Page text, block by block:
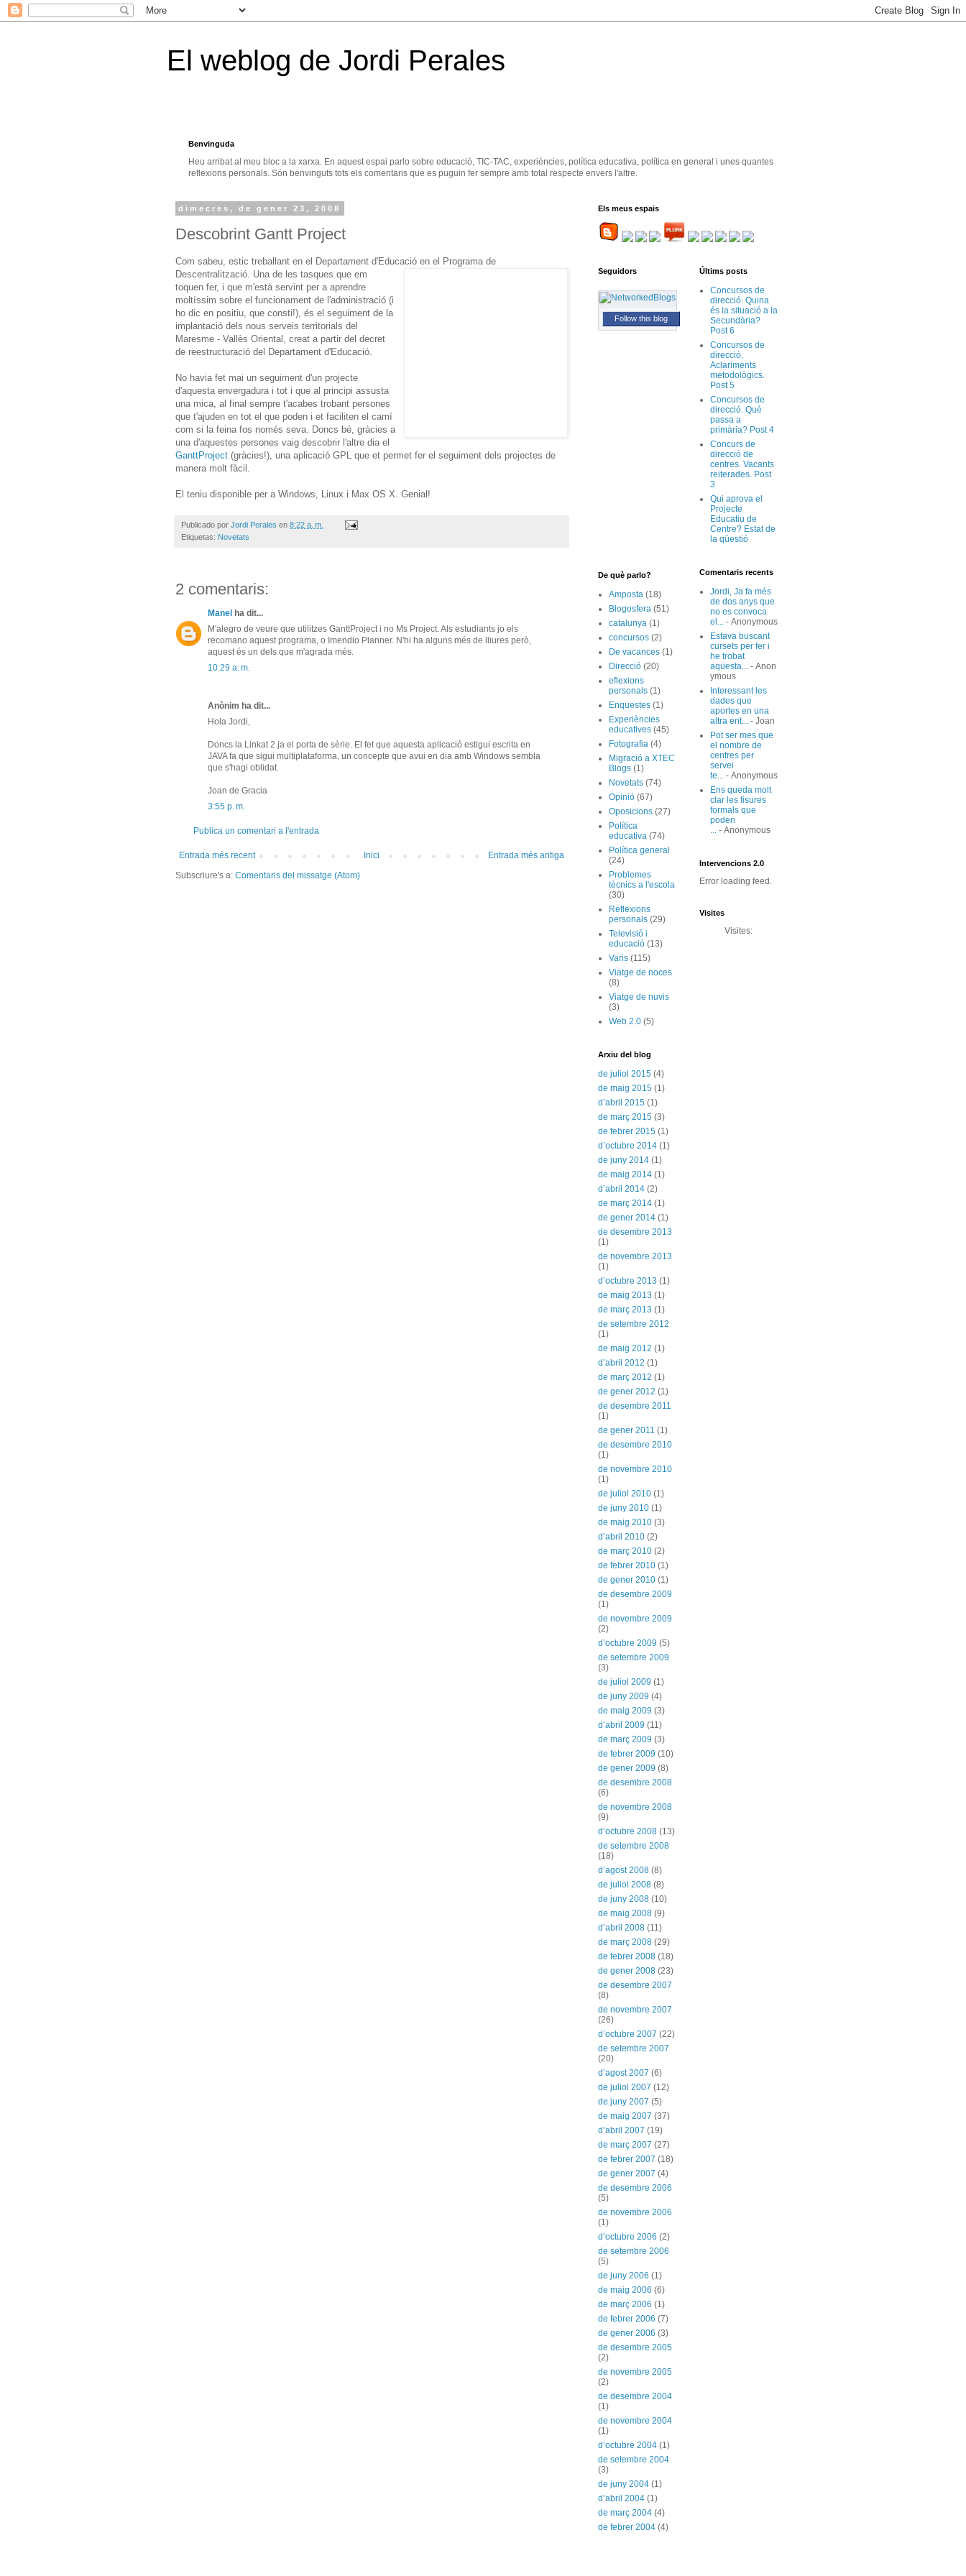
El weblog de Jordi Perales
Benvinguda
Heu arribat al meu bloc a la xarxa. En aquest espai parlo sobre educació, TIC-TAC, experiències, política educativa, política en general i unes quantes
reflexions personals. Són benvinguts tots els comentaris que es puguin fer sempre amb total respecte envers l'altre.
dimecres, de gener 23, 2008
Descobrint Gantt Project
Com sabeu, estic treballant en el Departament d'Educació en el Programa de
Descentralització. Una de les tasques que em
toquen fer, i que m'està servint per a aprendre
moltíssim sobre el funcionament de l'administració (i
ho dic en positiu, que consti!), és el seguiment de la
implantació dels nous serveis territorials del
Maresme - Vallès Oriental, creat a partir del decret
de reestructuració del Departament d'Educació.
No havia fet mai un seguiment d'un projecte
d'aquesta envergadura i tot i que al principi assusta
una mica, al final sempre t'acabes trobant persones
que t'ajuden en tot el que poden i et faciliten el camí
com si la feina fos només seva. Doncs bé, gràcies a
una d'aquestes persones vaig descobrir l'altre dia el
GanttProject (gràcies!), una aplicació GPL que et permet fer el seguiment dels projectes de
manera molt fàcil.
El teniu disponible per a Windows, Linux i Max OS X. Genial!
Publicado por Jordi Perales en 8:22 a. m.
Etiquetas: Novetats
2 comentaris:
Manel ha dit...
M'alegro de veure que utilitzes GanttProject i no Ms Project. Als estudiants jo els
recomano aquest programa, o Imendio Planner. N'hi ha alguns més de lliures però,
aquest és un dels que m'agrada més.
10:29 a. m.
Anònim ha dit...
Hola Jordi,
Doncs la Linkat 2 ja el porta de sèrie. El fet que aquesta aplicació estigui escrita en
JAVA fa que sigui multiplataforma, un concepte que avui en dia amb Windows sembla
que s'hagi oblidat.
Joan de Gracia
3:55 p. m.
Publica un comentari a l'entrada
Entrada més recent Entrada més antiga
Inici
Subscriure's a: Comentaris del missatge (Atom)
Els meus espais
Seguidors
Follow this blog
De què parlo?
Amposta (18)
Blogosfera (51)
catalunya (1)
concursos (2)
De vacances (1)
Direcció (20)
eflexions
personals (1)
Enquestes (1)
Experiències
educatives (45)
Fotografia (4)
Migració a XTEC
Blogs (1)
Novetats (74)
Opinió (67)
Oposicions (27)
Política
educativa (74)
Política general
(24)
Problemes
tècnics a l'escola
(30)
Reflexions
personals (29)
Televisió i
educació (13)
Varis (115)
Viatge de noces
(8)
Viatge de nuvis
(3)
Web 2.0 (5)
Arxiu del blog
de juliol 2015 (4)
de maig 2015 (1)
d’abril 2015 (1)
de març 2015 (3)
de febrer 2015 (1)
d’octubre 2014 (1)
de juny 2014 (1)
de maig 2014 (1)
d’abril 2014 (2)
de març 2014 (1)
de gener 2014 (1)
de desembre 2013
(1)
de novembre 2013
(1)
d’octubre 2013 (1)
de maig 2013 (1)
de març 2013 (1)
de setembre 2012
(1)
de maig 2012 (1)
d’abril 2012 (1)
de març 2012 (1)
de gener 2012 (1)
de desembre 2011
(1)
de gener 2011 (1)
de desembre 2010
(1)
de novembre 2010
(1)
de juliol 2010 (1)
de juny 2010 (1)
de maig 2010 (3)
d’abril 2010 (2)
de març 2010 (2)
de febrer 2010 (1)
de gener 2010 (1)
de desembre 2009
(1)
de novembre 2009
(2)
d’octubre 2009 (5)
de setembre 2009
(3)
de juliol 2009 (1)
de juny 2009 (4)
de maig 2009 (3)
d’abril 2009 (11)
de març 2009 (3)
de febrer 2009 (10)
de gener 2009 (8)
de desembre 2008
(6)
de novembre 2008
(9)
d’octubre 2008 (13)
de setembre 2008
(18)
d’agost 2008 (8)
de juliol 2008 (8)
de juny 2008 (10)
de maig 2008 (9)
d’abril 2008 (11)
de març 2008 (29)
de febrer 2008 (18)
de gener 2008 (23)
de desembre 2007
(8)
de novembre 2007
(26)
d’octubre 2007 (22)
de setembre 2007
(20)
d’agost 2007 (6)
de juliol 2007 (12)
de juny 2007 (5)
de maig 2007 (37)
d’abril 2007 (19)
de març 2007 (27)
de febrer 2007 (18)
de gener 2007 (4)
de desembre 2006
(5)
de novembre 2006
(1)
d’octubre 2006 (2)
de setembre 2006
(5)
de juny 2006 (1)
de maig 2006 (6)
de març 2006 (1)
de febrer 2006 (7)
de gener 2006 (3)
de desembre 2005
(2)
de novembre 2005
(2)
de desembre 2004
(1)
de novembre 2004
(1)
d’octubre 2004 (1)
de setembre 2004
(3)
de juny 2004 (1)
d’abril 2004 (1)
de març 2004 (4)
de febrer 2004 (4)
Últims posts
Concursos de
direcció. Quina
és la situació a la
Secundària?
Post 6
Concursos de
direcció.
Aclariments
metodològics.
Post 5
Concursos de
direcció. Què
passa a
primària? Post 4
Concurs de
direcció de
centres. Vacants
reiterades. Post
3
Qui aprova el
Projecte
Educatiu de
Centre? Estat de
la qüestió
Comentaris recents
Jordi, Ja fa més
de dos anys que
no es convoca
el... - Anonymous
Estava buscant
cursets per fer i
he trobat
aquesta... - Anon
ymous
Interessant les
dades que
aportes en una
altra ent... - Joan
Pot ser mes que
el nombre de
centres per
servei
te... - Anonymous
Ens queda molt
clar les fisures
formals que
poden
... - Anonymous
Intervencions 2.0
Error loading feed.
Visites
Visites: